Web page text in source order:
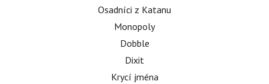
Osadníci z Katanu
Monopoly
Dobble
Dixit
Krycí jména